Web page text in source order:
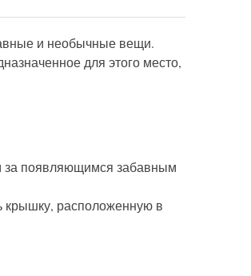
и необычные вещи.
для этого место,
за появляющимся забавным
крышку, расположенную в